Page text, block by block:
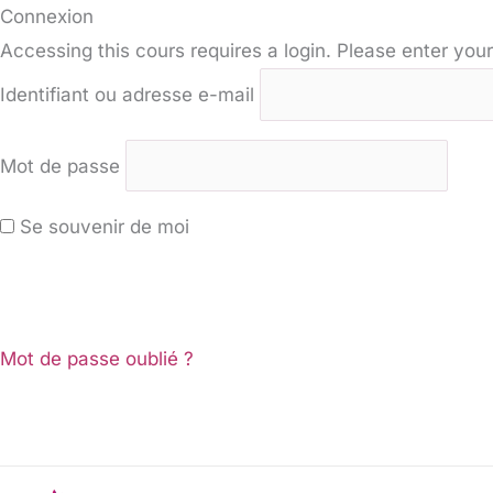
Connexion
Accessing this cours requires a login. Please enter
Identifiant ou adresse e-mail
Mot de passe
Se souvenir de moi
Mot de passe oublié ?